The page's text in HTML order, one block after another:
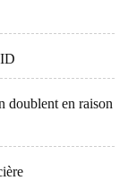
doublent en raison